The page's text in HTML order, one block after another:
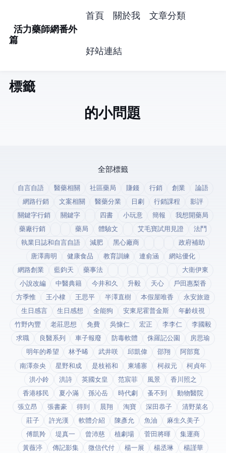
活力藥師網番外
篇
首頁 關於我 文章分類
好站連結
標籤: paypal (1)
Paypal的小問題
全部標籤
自言自語 醫藥相關 社區藥局 賺錢 行銷 創業
論語
網路行銷
文案相關 醫藥分業 日劇 行銷課程
影評
關鍵字行銷
關鍵字 四書 小玩意 簡報
我想開藥局
藥廠行銷
藥局 體驗文 艾毛寶試用見證
法鬥
執業日誌和自言自語
減肥 黑心廠商
政府補助
唐澤壽明
健康食品 教育訓練 連俞涵
網站優化
網路創業
藍鈞天 藥事法
大衛伊東
小說改編
中醫典籍 今井和久 升毅 天心
戶田惠梨香
方季惟
王小棣 王思平 半澤直樹 本假屋唯香
永安旅遊
生日感言
生日感想 全能狗 安東尼霍普金斯
年齡歧視
竹野內豐
老莊思想 免費 吳慷仁 宏正 李李仁
李國毅
求職
良醫系列 車子報廢 防毒軟體 侏羅記公園
房思瑜
明年的希望
林予晞 武井咲 邱凱偉 邵翔
阿部寬
南澤奈央
星野和成 是枝裕和 柬埔寨 柯叔元
柯貞年
洪小鈴
洪詩 英國女皇 范宸菲 風景
香川照之
香港移民
夏小滿 孫沁岳 時代劇 蚤不到
動物醫院
張立昂
張書豪 得到app 晨翔 淘寶 深田恭子
清野菜名
莊子
許光漢 軟體介紹 陳彥允 魚油
麻生久美子
傅凱羚
堤真一 曾沛慈 植劇場 菅田將暉
集運商
黃薇渟
傳記影集 微信代付 楊一展 楊丞琳 楊謹華